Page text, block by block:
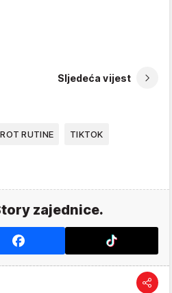
Sljedeća vijest
RUTINE TIKTOK
zajednice.